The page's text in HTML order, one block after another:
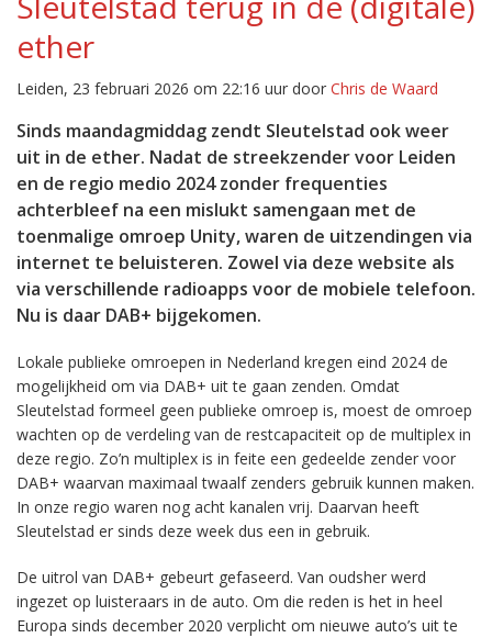
ether
Leiden, 23 februari 2026 om 22:16 uur door Chris de Waard
Sinds maandagmiddag zendt Sleutelstad ook weer
uit in de ether. Nadat de streekzender voor Leiden
en de regio medio 2024 zonder frequenties
achterbleef na een mislukt samengaan met de
toenmalige omroep Unity, waren de uitzendingen via
internet te beluisteren. Zowel via deze website als
via verschillende radioapps voor de mobiele telefoon.
Nu is daar DAB+ bijgekomen.
Lokale publieke omroepen in Nederland kregen eind 2024 de
mogelijkheid om via DAB+ uit te gaan zenden. Omdat
Sleutelstad formeel geen publieke omroep is, moest de omroep
wachten op de verdeling van de restcapaciteit op de multiplex in
deze regio. Zo’n multiplex is in feite een gedeelde zender voor
DAB+ waarvan maximaal twaalf zenders gebruik kunnen maken.
In onze regio waren nog acht kanalen vrij. Daarvan heeft
Sleutelstad er sinds deze week dus een in gebruik.
De uitrol van DAB+ gebeurt gefaseerd. Van oudsher werd
ingezet op luisteraars in de auto. Om die reden is het in heel
Europa sinds december 2020 verplicht om nieuwe auto’s uit te